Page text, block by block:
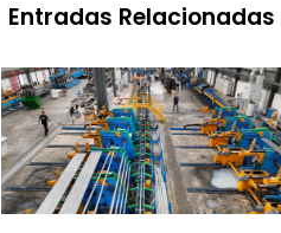
Entradas Relacionadas